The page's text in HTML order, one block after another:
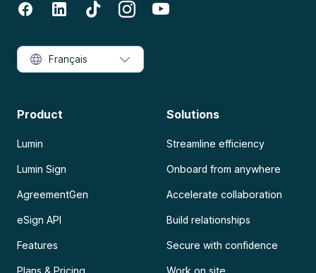
Product
Lumin
Lumin Sign
AgreementGen
eSign API
Features
Plans & Pricing
Solutions
Streamline efficiency
Onboard from anywhere
Accelerate collaboration
Build relationships
Secure with confidence
Work on site
Français